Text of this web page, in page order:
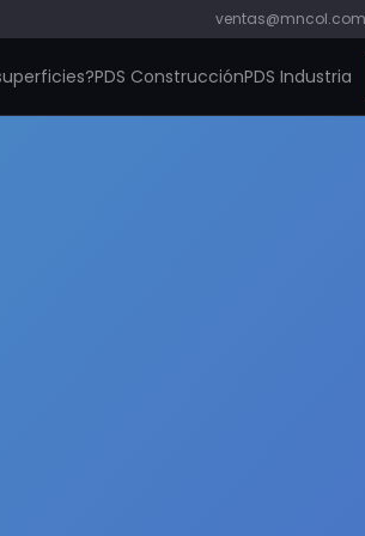
ventas@mncol.com
PDS ConstrucciónPDS Industria